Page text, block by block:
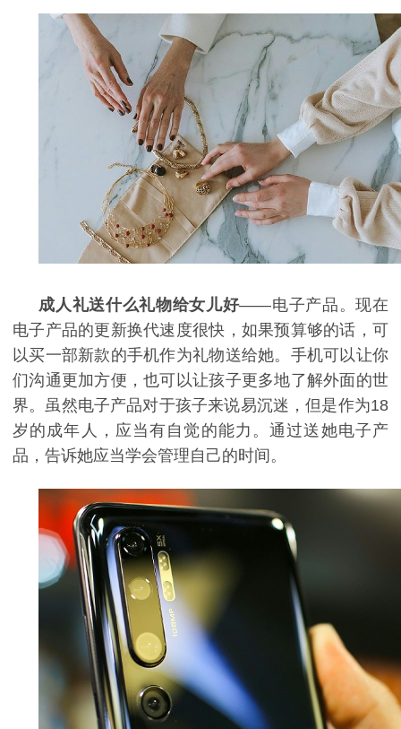
成人礼送什么礼物给女儿好——电子产品。现在
电子产品的更新换代速度很快，如果预算够的话，可
以买一部新款的手机作为礼物送给她。手机可以让你
们沟通更加方便，也可以让孩子更多地了解外面的世
界。虽然电子产品对于孩子来说易沉迷，但是作为18
岁的成年人，应当有自觉的能力。通过送她电子产
品，告诉她应当学会管理自己的时间。